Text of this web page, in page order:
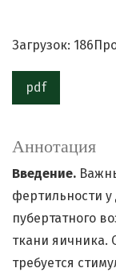
Загрузок: 186
pdf
Аннотация
Введение.
фертильности у
пубертатного
ткани яичника.
требуется